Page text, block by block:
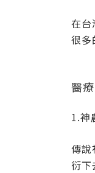
在台
很多
醫
1.神
傳說
衍下